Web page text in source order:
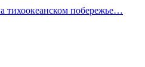
побережье…